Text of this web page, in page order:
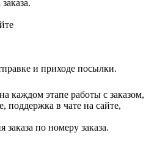
и приходе посылки.
этапе работы с заказом,
поддержка в чате на сайте,
по номеру заказа.